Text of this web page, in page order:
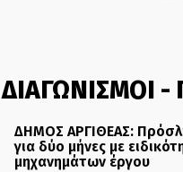
ΔΙΑΓΩΝΙΣΜΟΙ
ΔΗΜΟΣ ΑΡΓΙΘΕΑΣ:
για δύο μήνες με
μηχανημάτων έργου